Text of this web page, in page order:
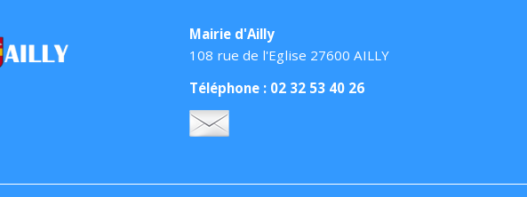
Mairie d'Ailly
108 rue de l'Eglise 27600 AILLY
Téléphone : 02 32 53 40 26